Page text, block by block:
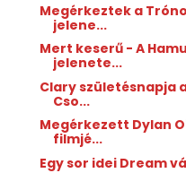
Megérkeztek a
jelene...
Mert keserű - A
jelenete...
Clary születésnapja
Cso...
Megérkezett Dylan
filmjé...
Egy sor idei Dream